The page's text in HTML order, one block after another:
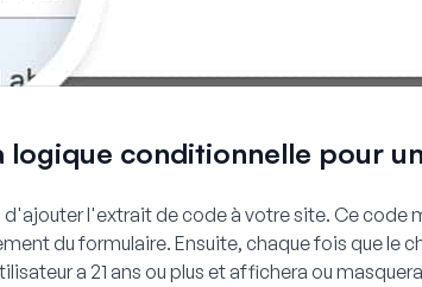
logique conditionnelle pour
l'extrait de code à votre site. Ce code
du formulaire. Ensuite, chaque fois que le
a 21 ans ou plus et affichera ou